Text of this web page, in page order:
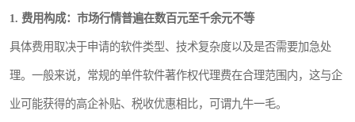
1. 费用构成：市场行情普遍在数百元至千余元不等
具体费用取决于申请的软件类型、技术复杂度以及是否需要加急处
理。一般来说，常规的单件软件著作权代理费在合理范围内，这与企
业可能获得的高企补贴、税收优惠相比，可谓九牛一毛。